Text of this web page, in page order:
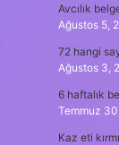
Avcılık
Ağustos 5,
72 hangi
Ağustos 3,
6 haftalık
Temmuz
Kaz eti